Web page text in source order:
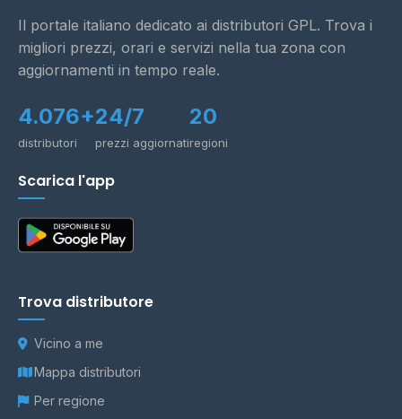
Il portale italiano dedicato ai distributori GPL. Trova i
migliori prezzi, orari e servizi nella tua zona con
aggiornamenti in tempo reale.
4.076+
distributori
24/7
prezzi aggiornati
20
regioni
Scarica l'app
Trova distributore
Vicino a me
Mappa distributori
Per regione